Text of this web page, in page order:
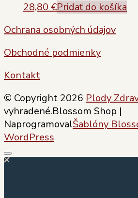
28,80 €Pridať do košíka
Ochrana osobných údajov
Obchodné podmienky
Kontakt
© Copyright 2026 Plody
vyhradené.Blossom Shop |
NaprogramovalŠablóny
WordPress